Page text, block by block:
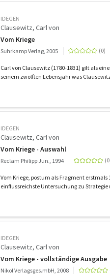
IDEGEN
Clausewitz, Carl von
Vom Kriege
Suhrkamp Verlag, 2005
Carl von Clausewitz (1780-1831) gilt als
seinem zwölften Lebensjahr was
IDEGEN
Clausewitz, Carl von
Vom Kriege - Auswahl
Reclam Philipp Jun., 1994
Vom Kriege, postum als Fragment
einflussreichste Untersuchung zu Strategie
IDEGEN
Clausewitz, Carl von
Vom Kriege - vollständige Ausgabe
Nikol Verlagsges.mbH, 2008